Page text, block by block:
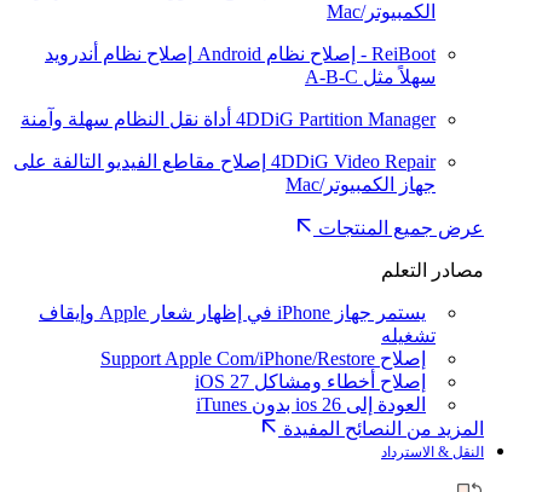
الكمبيوتر/Mac
ReiBoot - إصلاح نظام Android
إصلاح نظام أندرويد
سهلاً مثل A-B-C
4DDiG Partition Manager أداة نقل النظام سهلة وآمنة
4DDiG Video Repair إصلاح مقاطع الفيديو التالفة على
جهاز الكمبيوتر/Mac
عرض جميع المنتجات
مصادر التعلم
يستمر جهاز iPhone في إظهار شعار Apple وإيقاف
تشغيله
إصلاح Support Apple Com/iPhone/Restore
إصلاح أخطاء ومشاكل iOS 27
العودة إلى ios 26 بدون iTunes
المزيد من النصائح المفيدة
النقل & الاسترداد